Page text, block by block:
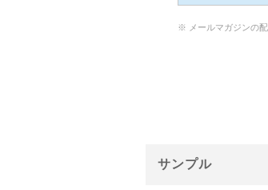
※ メールマガジンの配
サンプル